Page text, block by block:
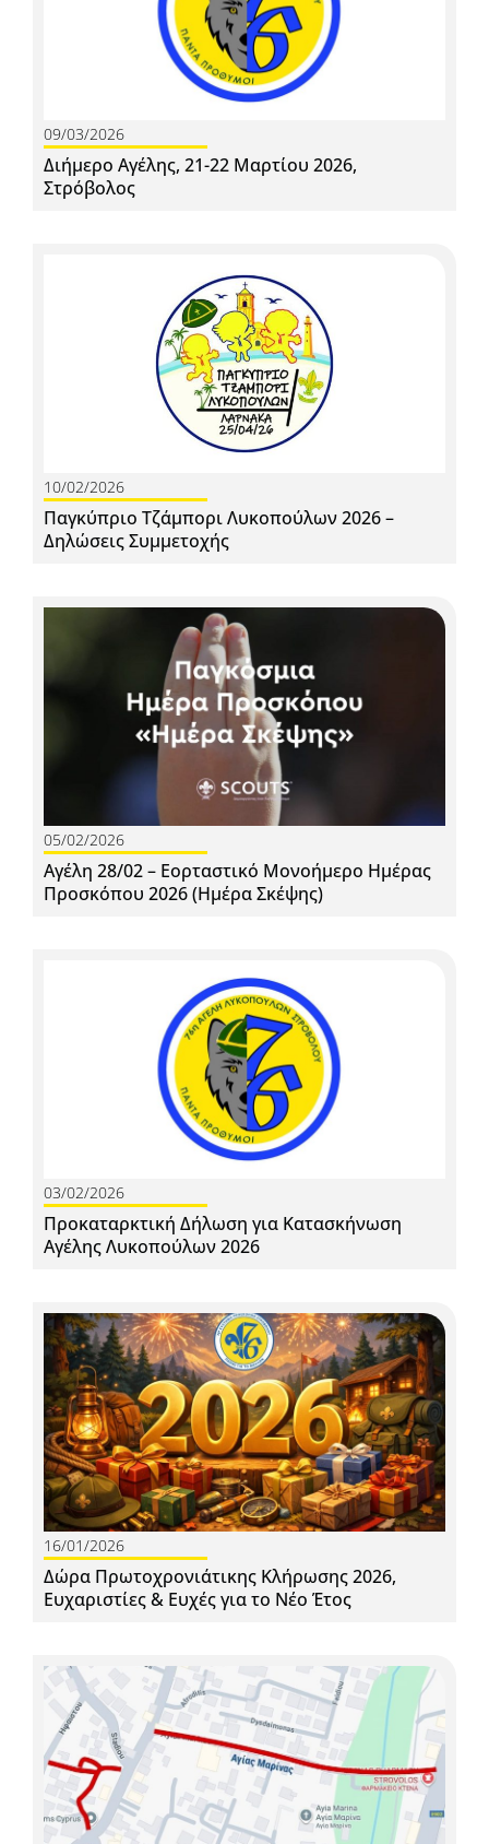
09/03/2026
Διήμερο Αγέλης, 21-22 Μαρτίου 2026,
Στρόβολος
10/02/2026
Παγκύπριο Τζάμπορι Λυκοπούλων 2026 –
Δηλώσεις Συμμετοχής
05/02/2026
Αγέλη 28/02 – Εορταστικό Μονοήμερο Ημέρας
Προσκόπου 2026 (Ημέρα Σκέψης)
03/02/2026
Προκαταρκτική Δήλωση για Κατασκήνωση
Αγέλης Λυκοπούλων 2026
16/01/2026
Δώρα Πρωτοχρονιάτικης Κλήρωσης 2026,
Ευχαριστίες & Ευχές για το Νέο Έτος